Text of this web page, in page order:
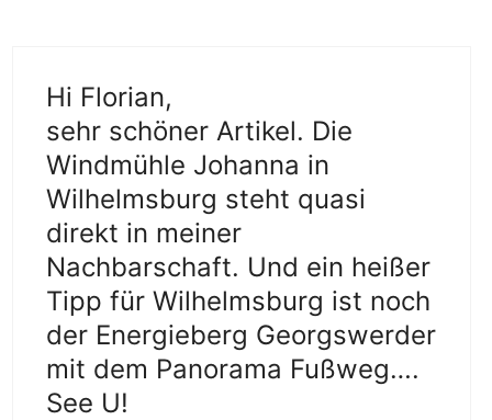
Hi Florian,
sehr schöner Artikel. Die
Windmühle Johanna in
Wilhelmsburg steht quasi
direkt in meiner
Nachbarschaft. Und ein heißer
Tipp für Wilhelmsburg ist noch
der Energieberg Georgswerder
mit dem Panorama Fußweg….
See U!